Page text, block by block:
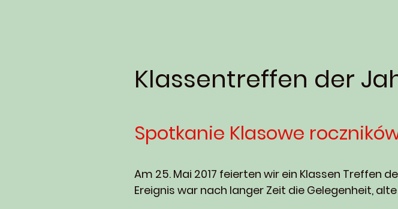
Klassentreffen der
Spotkanie Klasowe
Am 25. Mai 2017 feierten wir ein Klassen Treffen
Ereignis war nach langer Zeit die Gelegenheit,